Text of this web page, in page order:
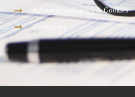
Informativa Privacy & Cookies
Contattaci